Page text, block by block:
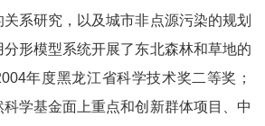
系研究，以及城市非点源污染的规划
形模型系统开展了东北森林和草地的
年度黑龙江省科学技术奖二等奖；
学基金面上重点和创新群体项目、中